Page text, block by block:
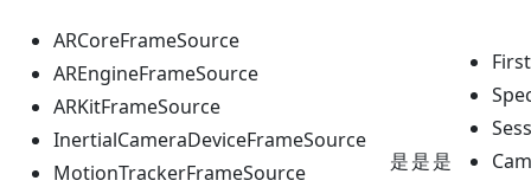
ARCoreFrameSource
AREngineFrameSource
ARKitFrameSource
InertialCameraDeviceFrameSource
MotionTrackerFrameSource
是是是